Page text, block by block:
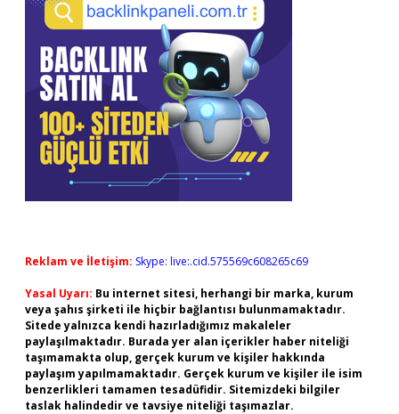
Reklam ve İletişim: Skype: live:.cid.575569c608265c69
Yasal Uyarı: Bu internet sitesi, herhangi bir marka, kurum
veya şahıs şirketi ile hiçbir bağlantısı bulunmamaktadır.
Sitede yalnızca kendi hazırladığımız makaleler
paylaşılmaktadır. Burada yer alan içerikler haber niteliği
taşımamakta olup, gerçek kurum ve kişiler hakkında
paylaşım yapılmamaktadır. Gerçek kurum ve kişiler ile isim
benzerlikleri tamamen tesadüfidir. Sitemizdeki bilgiler
taslak halindedir ve tavsiye niteliği taşımazlar.